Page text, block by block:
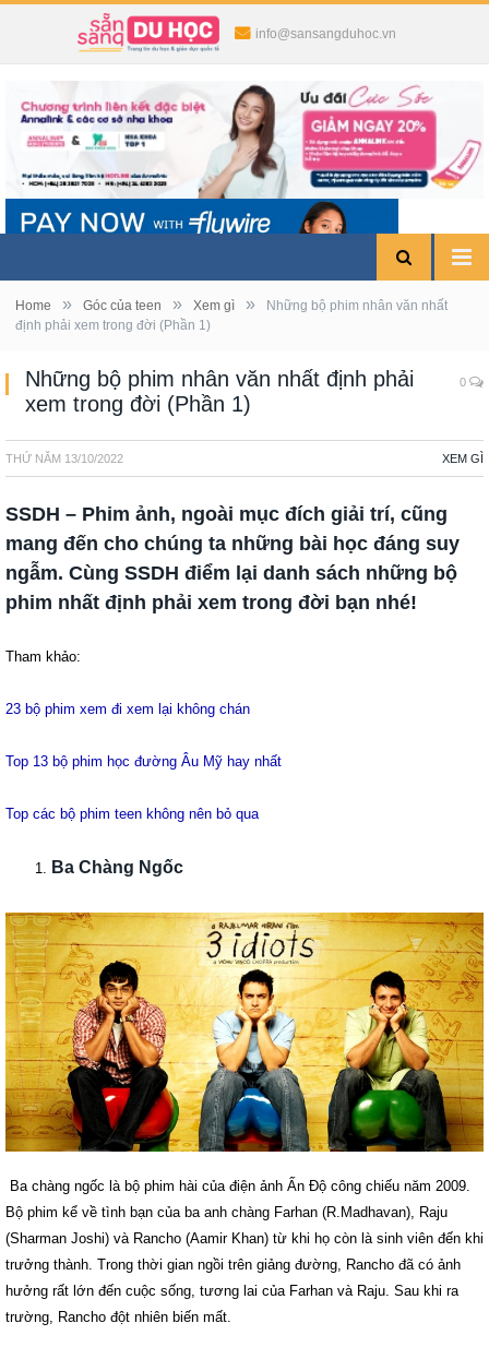
info@sansangduhoc.vn
Home » Góc của teen » Xem gì »
Những bộ phim nhân văn nhất
định phải xem trong đời (Phần 1)
Những bộ phim nhân văn nhất định phải
xem trong đời (Phần 1)
0
THỨ NĂM 13/10/2022 XEM GÌ
SSDH – Phim ảnh, ngoài mục đích giải trí, cũng
mang đến cho chúng ta những bài học đáng suy
ngẫm. Cùng SSDH điểm lại danh sách những bộ
phim nhất định phải xem trong đời bạn nhé!
Tham khảo:
23 bộ phim xem đi xem lại không chán
Top 13 bộ phim học đường Âu Mỹ hay nhất
Top các bộ phim teen không nên bỏ qua
Ba Chàng Ngốc
Ba chàng ngốc là bộ phim hài của điện ảnh Ấn Độ công chiếu năm 2009.
Bộ phim kể về tình bạn của ba anh chàng Farhan (R.Madhavan), Raju
(Sharman Joshi) và Rancho (Aamir Khan) từ khi họ còn là sinh viên đến khi
trưởng thành. Trong thời gian ngồi trên giảng đường, Rancho đã có ảnh
hưởng rất lớn đến cuộc sống, tương lai của Farhan và Raju. Sau khi ra
trường, Rancho đột nhiên biến mất.